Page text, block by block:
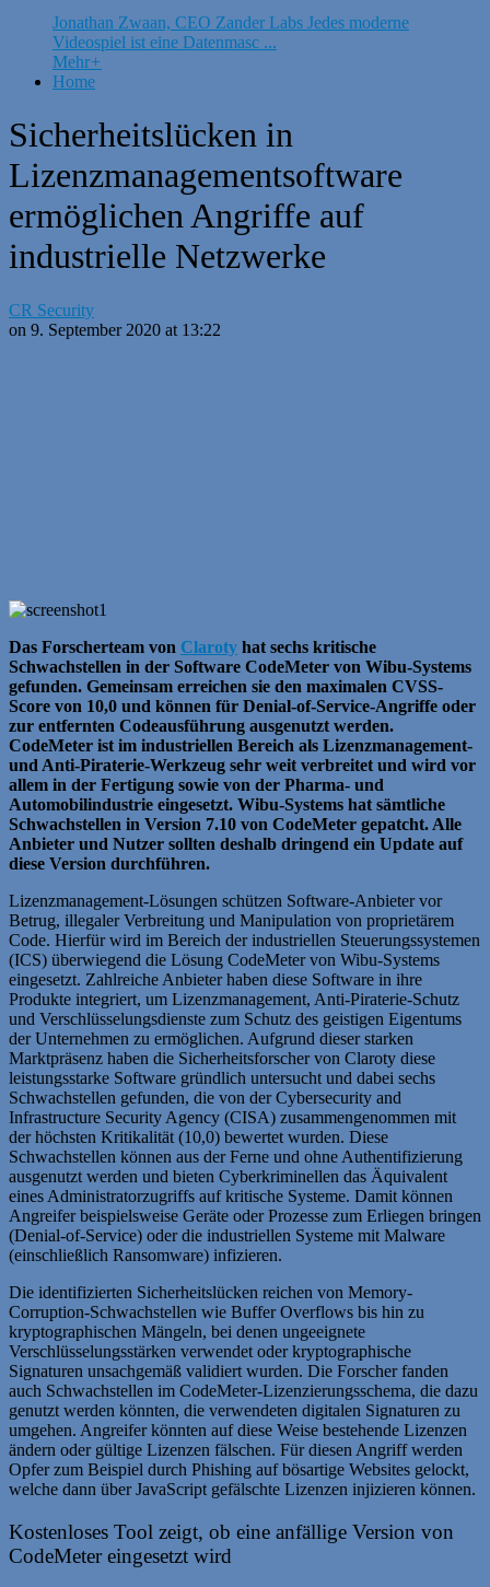
Jonathan Zwaan, CEO Zander Labs Jedes moderne
Videospiel ist eine Datenmasc ...
Mehr+
Home
Sicherheitslücken in
Lizenzmanagementsoftware
ermöglichen Angriffe auf
industrielle Netzwerke
CR Security
on 9. September 2020 at 13:22
Das Forscherteam von Claroty hat sechs kritische
Schwachstellen in der Software CodeMeter von Wibu-Systems
gefunden. Gemeinsam erreichen sie den maximalen CVSS-
Score von 10,0 und können für Denial-of-Service-Angriffe oder
zur entfernten Codeausführung ausgenutzt werden.
CodeMeter ist im industriellen Bereich als Lizenzmanagement-
und Anti-Piraterie-Werkzeug sehr weit verbreitet und wird vor
allem in der Fertigung sowie von der Pharma- und
Automobilindustrie eingesetzt. Wibu-Systems hat sämtliche
Schwachstellen in Version 7.10 von CodeMeter gepatcht. Alle
Anbieter und Nutzer sollten deshalb dringend ein Update auf
diese Version durchführen.
Lizenzmanagement-Lösungen schützen Software-Anbieter vor
Betrug, illegaler Verbreitung und Manipulation von proprietärem
Code. Hierfür wird im Bereich der industriellen Steuerungssystemen
(ICS) überwiegend die Lösung CodeMeter von Wibu-Systems
eingesetzt. Zahlreiche Anbieter haben diese Software in ihre
Produkte integriert, um Lizenzmanagement, Anti-Piraterie-Schutz
und Verschlüsselungsdienste zum Schutz des geistigen Eigentums
der Unternehmen zu ermöglichen. Aufgrund dieser starken
Marktpräsenz haben die Sicherheitsforscher von Claroty diese
leistungsstarke Software gründlich untersucht und dabei sechs
Schwachstellen gefunden, die von der Cybersecurity and
Infrastructure Security Agency (CISA) zusammengenommen mit
der höchsten Kritikalität (10,0) bewertet wurden. Diese
Schwachstellen können aus der Ferne und ohne Authentifizierung
ausgenutzt werden und bieten Cyberkriminellen das Äquivalent
eines Administratorzugriffs auf kritische Systeme. Damit können
Angreifer beispielsweise Geräte oder Prozesse zum Erliegen bringen
(Denial-of-Service) oder die industriellen Systeme mit Malware
(einschließlich Ransomware) infizieren.
Die identifizierten Sicherheitslücken reichen von Memory-
Corruption-Schwachstellen wie Buffer Overflows bis hin zu
kryptographischen Mängeln, bei denen ungeeignete
Verschlüsselungsstärken verwendet oder kryptographische
Signaturen unsachgemäß validiert wurden. Die Forscher fanden
auch Schwachstellen im CodeMeter-Lizenzierungsschema, die dazu
genutzt werden könnten, die verwendeten digitalen Signaturen zu
umgehen. Angreifer könnten auf diese Weise bestehende Lizenzen
ändern oder gültige Lizenzen fälschen. Für diesen Angriff werden
Opfer zum Beispiel durch Phishing auf bösartige Websites gelockt,
welche dann über JavaScript gefälschte Lizenzen injizieren können.
Kostenloses Tool zeigt, ob eine anfällige Version von
CodeMeter eingesetzt wird